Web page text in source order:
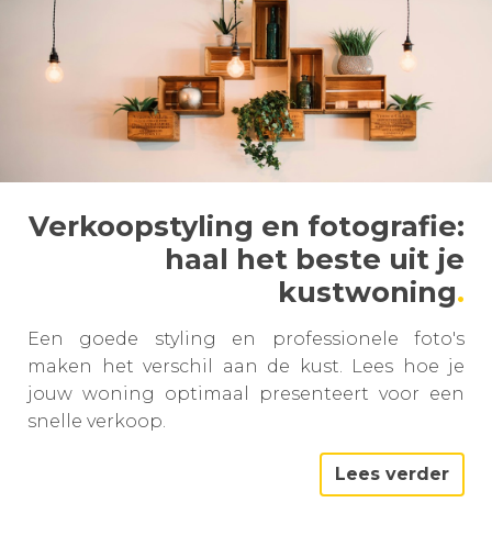
Verkoopstyling en fotografie:
haal het beste uit je
kustwoning
Een goede styling en professionele foto's
maken het verschil aan de kust. Lees hoe je
jouw woning optimaal presenteert voor een
snelle verkoop.
Lees verder